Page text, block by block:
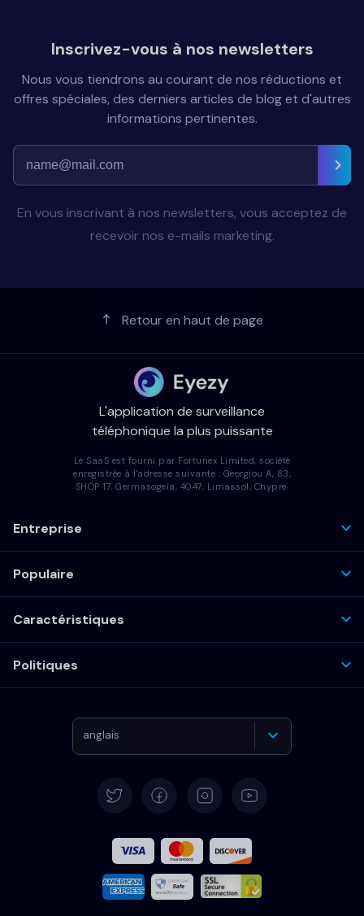
Inscrivez-vous à nos newsletters
Nous vous tiendrons au courant de nos réductions et
offres spéciales, des derniers articles de blog et d'autres
informations pertinentes.
En vous inscrivant à nos newsletters, vous acceptez de
recevoir nos e-mails marketing.
Retour en haut de page
L'application de surveillance
téléphonique la plus puissante
Le SaaS est fourni par Fortunex Limited, société
enregistrée à l'adresse suivante : Georgiou A, 83,
SHOP 17, Germasogeia, 4047, Limassol, Chypre.
Entreprise
Populaire
Caractéristiques
Politiques
anglais
Français
Italiano